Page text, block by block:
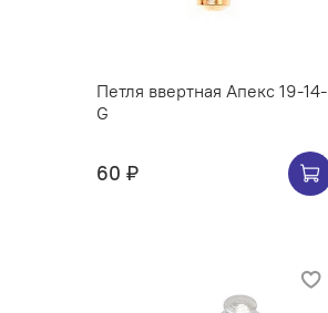
Петля ввертная Апекс 19-14-
G
60 ₽